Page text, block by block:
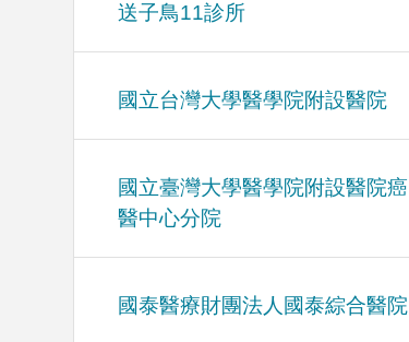
送子鳥11診所
國立台灣大學醫學院附設醫院
國立臺灣大學醫學院附設醫院癌
醫中心分院
國泰醫療財團法人國泰綜合醫院